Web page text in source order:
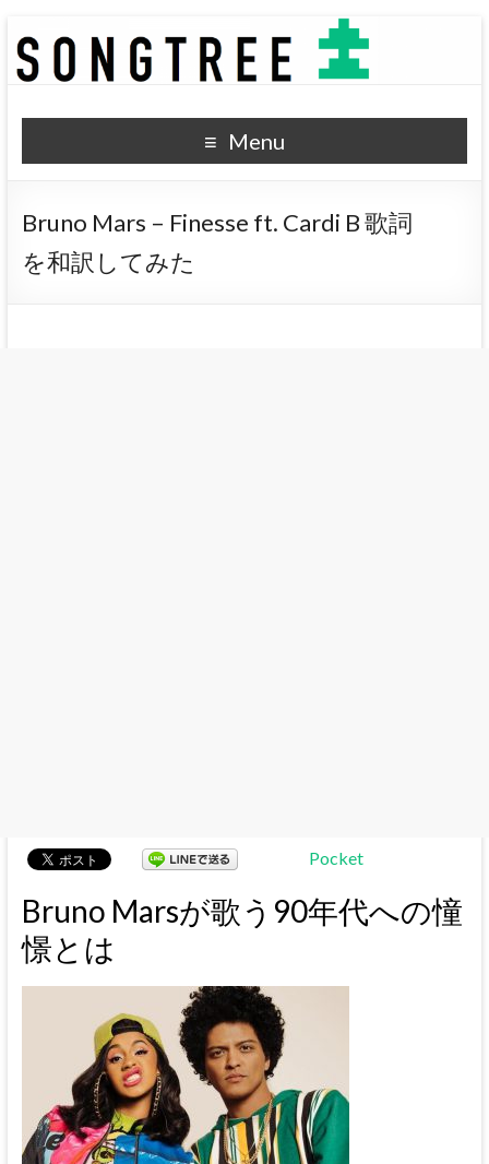
SONGTREE
洋楽歌詞の和訳なら
Menu
Bruno Mars – Finesse ft. Cardi B 歌詞
を和訳してみた
Pocket
Bruno Marsが歌う90年代への憧
憬とは